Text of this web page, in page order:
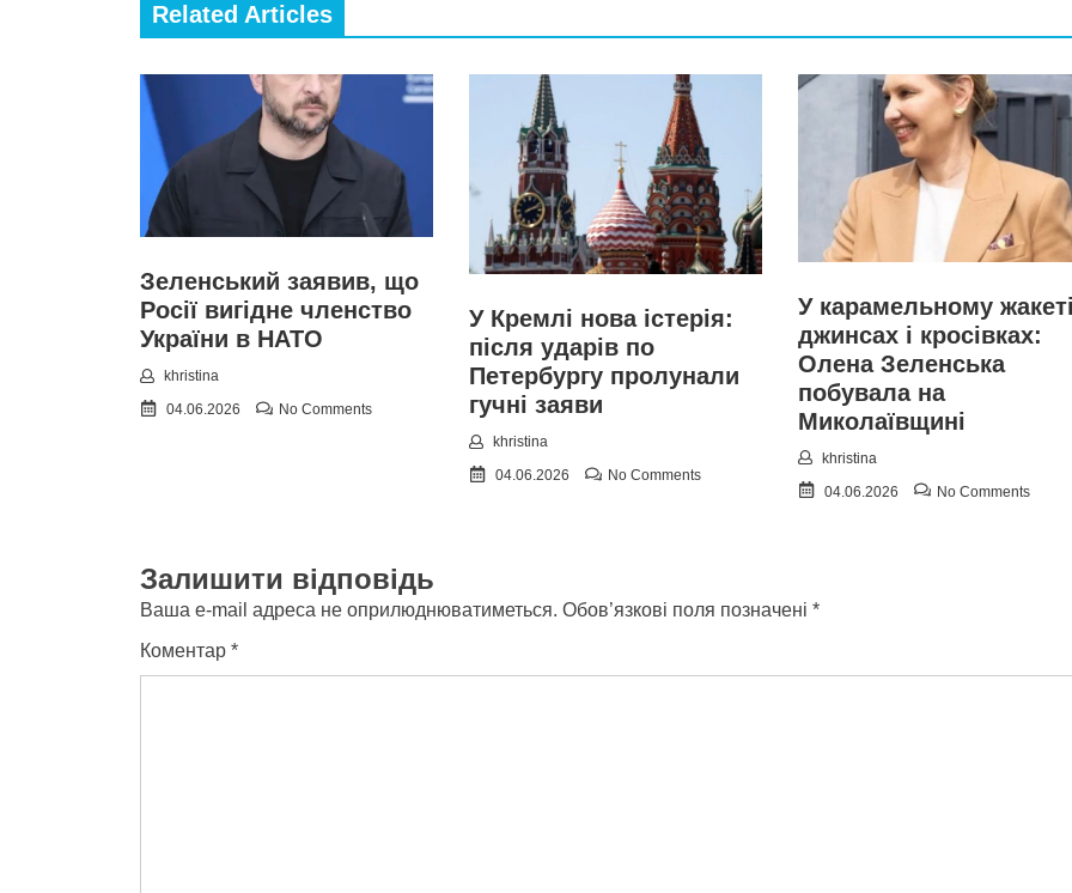
Related Articles
Зеленський заявив, що
Росії вигідне членство
України в НАТО
khristina
04.06.2026
No Comments
У Кремлі нова істерія:
після ударів по
Петербургу пролунали
гучні заяви
khristina
04.06.2026
No Comments
У карамельному
джинсах і кросівках:
Олена Зеленська
побувала на
Миколаївщині
khristina
04.06.2026
No Comments
Залишити відповідь
Ваша e-mail адреса не оприлюднюватиметься. Обов’язкові поля позначені *
Коментар *